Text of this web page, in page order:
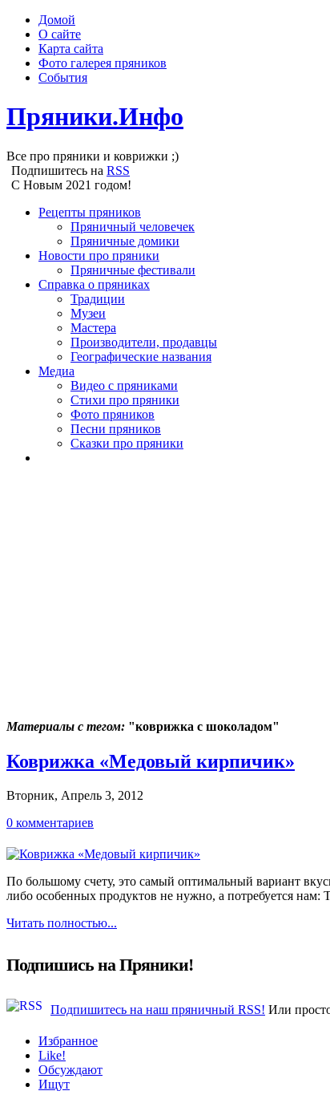
Домой
О сайте
Карта сайта
Фото галерея пряников
События
Пряники.Инфо
Все про пряники и коврижки ;)
Подпишитесь на RSS
С Новым 2021 годом!
Рецепты пряников
Пряничный человечек
Пряничные домики
Новости про пряники
Пряничные фестивали
Справка о пряниках
Традиции
Музеи
Мастера
Производители, продавцы
Географические названия
Медиа
Видео с пряниками
Стихи про пряники
Фото пряников
Песни пряников
Сказки про пряники
Материалы с тегом: "коврижка с шоколадом"
Коврижка «Медовый кирпичик»
Вторник, Апрель 3, 2012
0 комментариев
По большому счету, это самый оптимальный вариант
либо особенных продуктов не нужно, а потребуется
Читать полностью...
Подпишись на Пряники!
Подпишитесь на наш пряничный RSS! Или
Избранное
Like!
Обсуждают
Ищут